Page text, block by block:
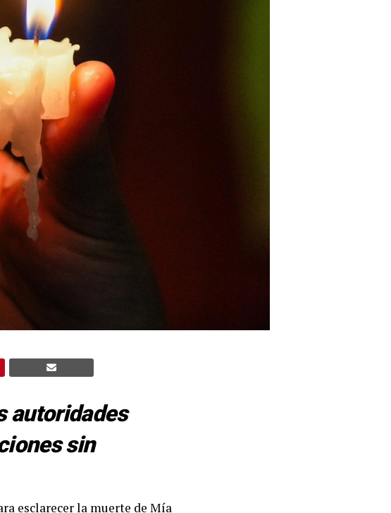
autoridades
sin
esclarecer la muerte de Mía